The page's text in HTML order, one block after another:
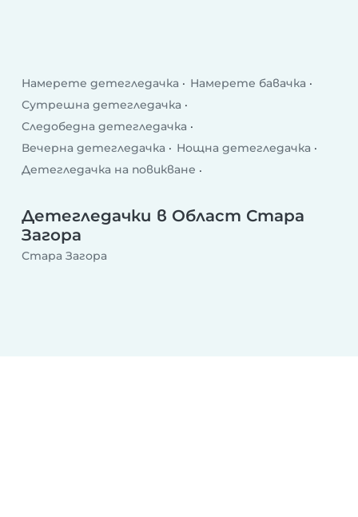
Намерете детегледачка
Намерете бавачка
Сутрешна детегледачка
Следобедна детегледачка
Вечерна детегледачка
Нощна детегледачка
Детегледачка на повикване
Делнична детегледачка
Уикенд детегледачка
Детегледачки в Област Стара
Загора
Стара Загора